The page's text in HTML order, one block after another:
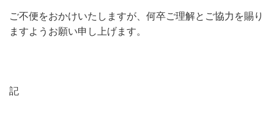
ご不便をおかけいたしますが、何卒ご理解とご協力を賜り
ますようお願い申し上げます。
記